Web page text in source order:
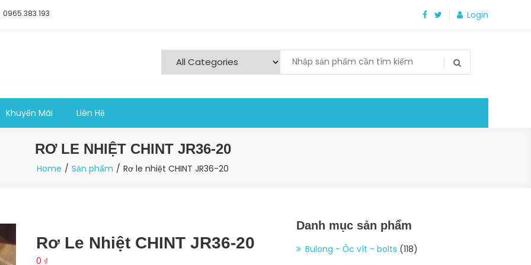
0965.383.193 Login
Khuyến Mãi Liên Hệ
RƠ LE NHIỆT CHINT JR36-20
Home Sản phẩm Rơ le nhiệt CHINT JR36-20
Rơ Le Nhiệt CHINT JR36-20
0 ₫
Danh mục sản phẩm
Bulong - Ốc vít - bolts (118)